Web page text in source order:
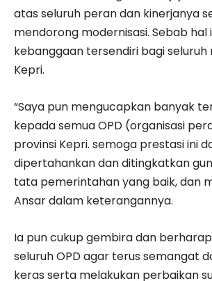
atas seluruh peran dan kinerjanya
mendorong modernisasi. Sebab
kebanggaan tersendiri bagi
Kepri.
“Saya pun mengucapkan banyak
kepada semua OPD (organisasi
provinsi Kepri. semoga prestasi ini
dipertahankan dan ditingkatkan
tata pemerintahan yang baik, dan
Ansar dalam keterangannya.
Ia pun cukup gembira dan
seluruh OPD agar terus semangat
keras serta melakukan perbaikan